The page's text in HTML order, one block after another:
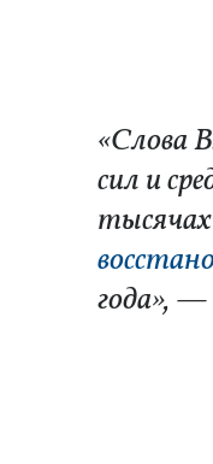
«Слова
сил и
года»,